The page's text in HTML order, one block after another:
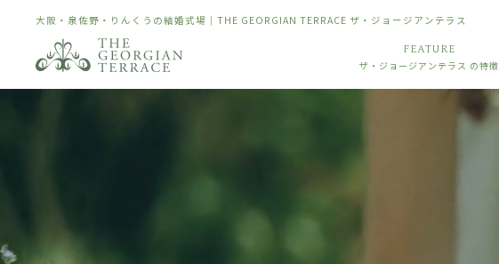
大阪・泉佐野・りんくうの結婚式場｜THE GEORGIAN TERRACE ザ・ジョージアンテラス
FEATURE
ザ・ジョージアンテラス の特徴